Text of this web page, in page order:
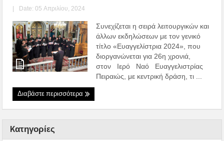
| Date: 05 Απριλίου, 2024
Συνεχίζεται η σειρά λειτουργικών και
άλλων εκδηλώσεων με τον γενικό
τίτλο «Ευαγγελίστρια 2024», που
διοργανώνεται για 26η χρονιά,
στον Ιερό Ναό Ευαγγελιστρίας
Πειραιώς, με κεντρική δράση, τι ...
Διαβάστε περισσότερα
Kατηγορίες